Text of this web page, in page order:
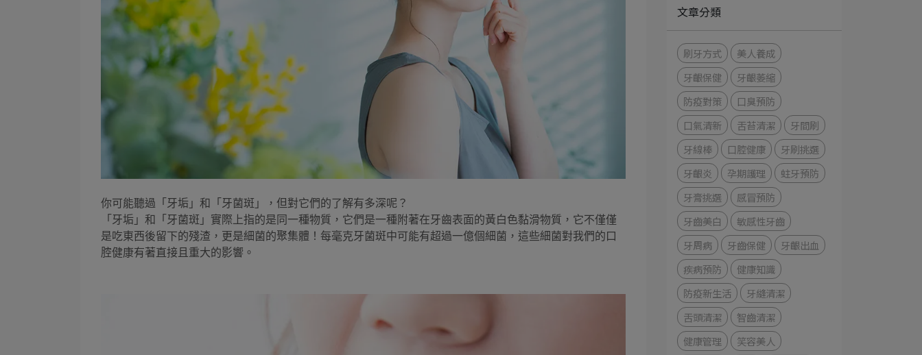
你可能聽過「牙垢」和「牙菌斑」，但對它們的了解有多深呢？
「牙垢」和「牙菌斑」實際上指的是同一種物質，它們是一種附著在牙齒表面的黃白色黏滑物質，它不僅僅
是吃東西後留下的殘渣，更是細菌的聚集體！每毫克牙菌斑中可能有超過一億個細菌，這些細菌對我們的口
腔健康有著直接且重大的影響。
文章分類
刷牙方式
美人養成
牙齦保健
牙齦萎縮
防疫對策
口臭預防
口氣清新
舌苔清潔
牙間刷
牙線棒
口腔健康
牙刷挑選
牙齦炎
孕期護理
蛀牙預防
牙膏挑選
感冒預防
牙齒美白
敏感性牙齒
牙周病
牙齒保健
牙齦出血
疾病預防
健康知識
防疫新生活
牙縫清潔
舌頭清潔
智齒清潔
健康管理
笑容美人